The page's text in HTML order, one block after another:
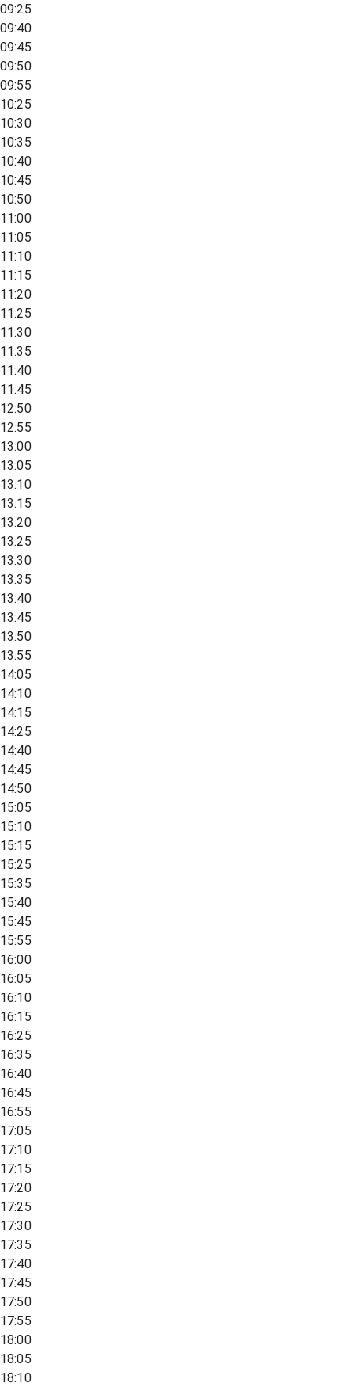
09:25
09:40
09:45
09:50
09:55
10:25
10:30
10:35
10:40
10:45
10:50
11:00
11:05
11:10
11:15
11:20
11:25
11:30
11:35
11:40
11:45
12:50
12:55
13:00
13:05
13:10
13:15
13:20
13:25
13:30
13:35
13:40
13:45
13:50
13:55
14:05
14:10
14:15
14:25
14:40
14:45
14:50
15:05
15:10
15:15
15:25
15:35
15:40
15:45
15:55
16:00
16:05
16:10
16:15
16:25
16:35
16:40
16:45
16:55
17:05
17:10
17:15
17:20
17:25
17:30
17:35
17:40
17:45
17:50
17:55
18:00
18:05
18:10